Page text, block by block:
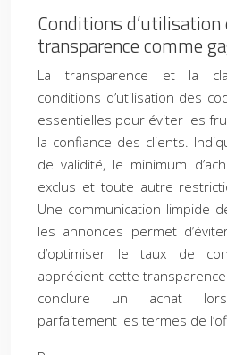
Conditions
transparence comme
La transparence et la
conditions d’utilisation des
essentielles pour éviter les
la confiance des clients.
de validité, le minimum
exclus et toute autre
Une communication limpide
les annonces permet
d’optimiser le taux de
apprécient cette
conclure un achat
parfaitement les termes de